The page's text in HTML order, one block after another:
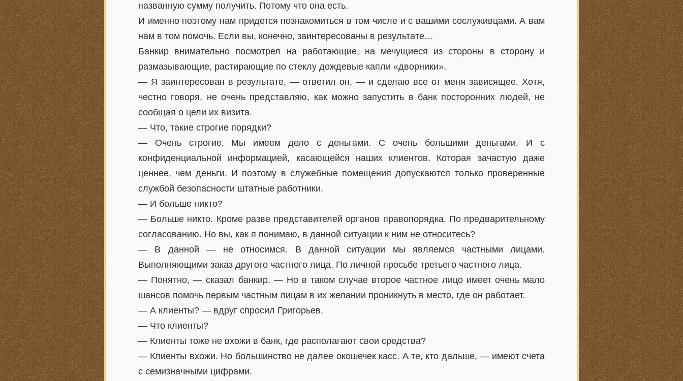
названную сумму получить. Потому что она есть.
И именно поэтому нам придется познакомиться в том числе и с вашими сослуживцами. А вам
нам в том помочь. Если вы, конечно, заинтересованы в результате…
Банкир внимательно посмотрел на работающие, на мечущиеся из стороны в сторону и
размазывающие, растирающие по стеклу дождевые капли «дворники».
— Я заинтересован в результате, — ответил он, — и сделаю все от меня зависящее. Хотя,
честно говоря, не очень представляю, как можно запустить в банк посторонних людей, не
сообщая о цели их визита.
— Что, такие строгие порядки?
— Очень строгие. Мы имеем дело с деньгами. С очень большими деньгами. И с
конфиденциальной информацией, касающейся наших клиентов. Которая зачастую даже
ценнее, чем деньги. И поэтому в служебные помещения допускаются только проверенные
службой безопасности штатные работники.
— И больше никто?
— Больше никто. Кроме разве представителей органов правопорядка. По предварительному
согласованию. Но вы, как я понимаю, в данной ситуации к ним не относитесь?
— В данной — не относимся. В данной ситуации мы являемся частными лицами.
Выполняющими заказ другого частного лица. По личной просьбе третьего частного лица.
— Понятно, — сказал банкир. — Но в таком случае второе частное лицо имеет очень мало
шансов помочь первым частным лицам в их желании проникнуть в место, где он работает.
— А клиенты? — вдруг спросил Григорьев.
— Что клиенты?
— Клиенты тоже не вхожи в банк, где располагают свои средства?
— Клиенты вхожи. Но большинство не далее окошечек касс. А те, кто дальше, — имеют счета
с семизначными цифрами.